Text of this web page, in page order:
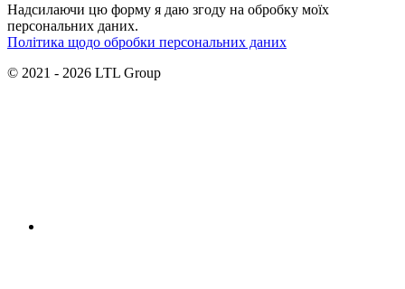
Надсилаючи цю форму я даю згоду на обробку моїх
персональних даних.
Політика щодо обробки персональних даних
© 2021 - 2026 LTL Group